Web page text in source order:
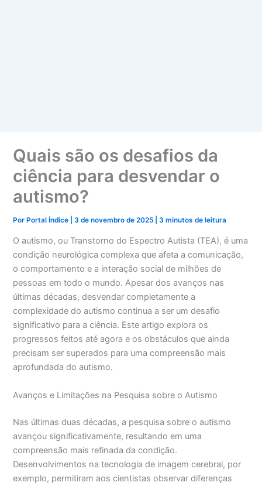
Quais são os desafios da
ciência para desvendar o
autismo?
PorPortal Índice |3 de novembro de 2025 |3 minutos de leitura
O autismo, ou Transtorno do Espectro Autista (TEA), é uma
condição neurológica complexa que afeta a comunicação,
o comportamento e a interação social de milhões de
pessoas em todo o mundo. Apesar dos avanços nas
últimas décadas, desvendar completamente a
complexidade do autismo continua a ser um desafio
significativo para a ciência. Este artigo explora os
progressos feitos até agora e os obstáculos que ainda
precisam ser superados para uma compreensão mais
aprofundada do autismo.
Avanços e Limitações na Pesquisa sobre o Autismo
Nas últimas duas décadas, a pesquisa sobre o autismo
avançou significativamente, resultando em uma
compreensão mais refinada da condição.
Desenvolvimentos na tecnologia de imagem cerebral, por
exemplo, permitiram aos cientistas observar diferenças